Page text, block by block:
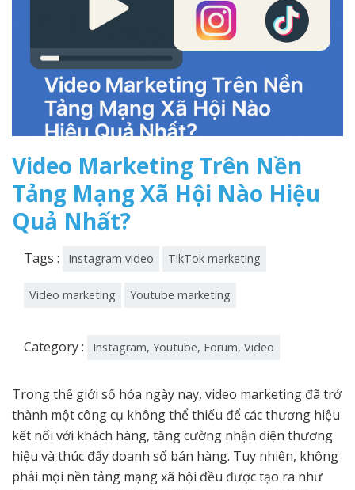
Video Marketing Trên Nền
Tảng Mạng Xã Hội Nào Hiệu
Quả Nhất?
Tags : Instagram video TikTok marketing
Video marketing Youtube marketing
Category : Instagram, Youtube, Forum, Video
Trong thế giới số hóa ngày nay, video marketing đã trở
thành một công cụ không thể thiếu để các thương hiệu
kết nối với khách hàng, tăng cường nhận diện thương
hiệu và thúc đẩy doanh số bán hàng. Tuy nhiên, không
phải mọi nền tảng mạng xã hội đều được tạo ra như